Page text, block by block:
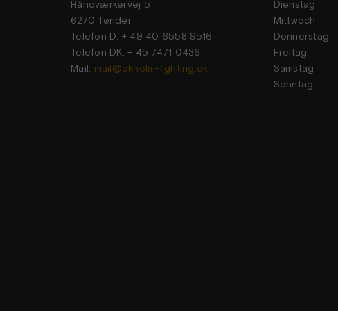
Håndværkervej 5
6270 Tønder
Telefon D: + 49 40 6558 9516
Telefon DK: + 45 7471 0436
Mail: mail@okholm-lighting.dk
Dienstag
Mittwoch
Donnerstag
Freitag
Samstag
Sonntag